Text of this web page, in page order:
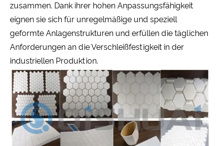
zusammen. Dank ihrer hohen Anpassungsfähigkeit
eignen sie sich für unregelmäßige und speziell
geformte Anlagenstrukturen und erfüllen die täglichen
Anforderungen an die Verschleißfestigkeit in der
industriellen Produktion.